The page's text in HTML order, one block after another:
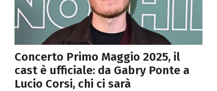
Concerto Primo Maggio 2025, il
cast è ufficiale: da Gabry Ponte a
Lucio Corsi, chi ci sarà